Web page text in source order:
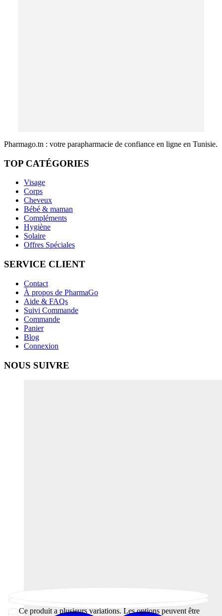
Ce produit a plusieurs variations. Les options peuvent être
Pharmago.tn : votre parapharmacie de confiance en ligne en Tunisie.
TOP CATÉGORIES
Visage
Corps
Cheveux
Bébé & maman
Compléments
Hygiène
Solaire
Offres Spéciales
SERVICE CLIENT
Contact
À propos de PharmaGo
Aide & FAQs
Suivi Commande
Commande
Panier
Blog
Connexion
NOUS SUIVRE